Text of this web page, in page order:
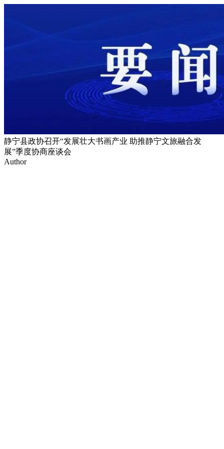
静宁县政协召开“发展壮大书画产业 助推静宁文旅融合发
展”季度协商座谈会
Author